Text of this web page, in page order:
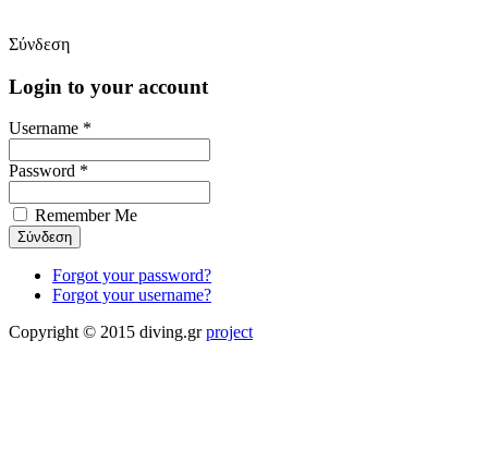
Σύνδεση
Login to your account
Username *
Password *
Remember Me
Forgot your password?
Forgot your username?
Copyright © 2015 diving.grproject